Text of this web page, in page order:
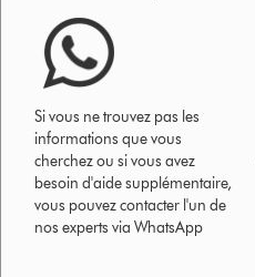
Si vous ne trouvez pas les
informations que vous
cherchez ou si vous avez
besoin d'aide supplémentaire,
vous pouvez contacter l'un de
nos experts via WhatsApp